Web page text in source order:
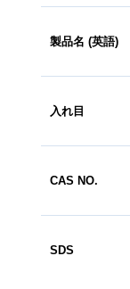
製品名 (英語)
入れ目
CAS NO.
SDS